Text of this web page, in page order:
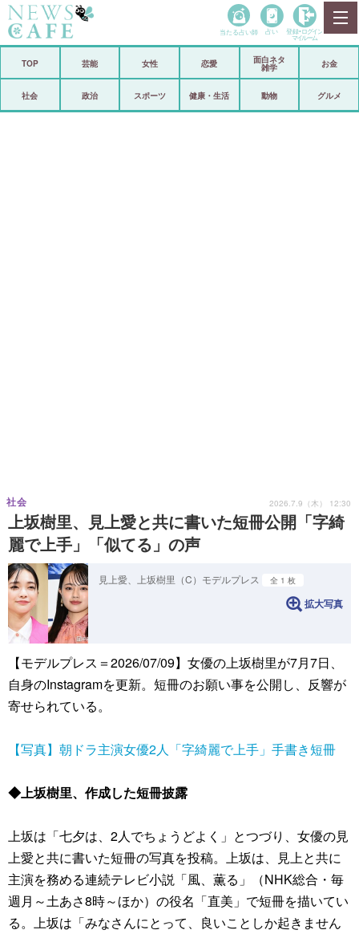
政治
当たる占い師 占い 登録• ログイン
マイルーム
TOP 芸能 女性 恋愛
面白ネタ
雑学
お金
社会 政治 スポーツ 健康・生活 動物 グルメ
上坂樹里、見上愛と共に書いた短冊公開「字綺
麗で上手」「似てる」の声
社会 2026.7.9（木） 12:30
見上愛、上坂樹里（C）モデルプレス 全 1 枚
拡大写真
【モデルプレス＝2026/07/09】女優の上坂樹里が7月7日、
自身のInstagramを更新。短冊のお願い事を公開し、反響が
寄せられている。
【写真】朝ドラ主演女優2人「字綺麗で上手」手書き短冊
◆上坂樹里、作成した短冊披露
上坂は「七夕は、2人でちょうどよく」とつづり、女優の見
上愛と共に書いた短冊の写真を投稿。上坂は、見上と共に
主演を務める連続テレビ小説「風、薫る」（NHK総合・毎
週月～土あさ8時～ほか）の役名「直美」で短冊を描いてい
る。上坂は「みなさんにとって、良いことしか起きません